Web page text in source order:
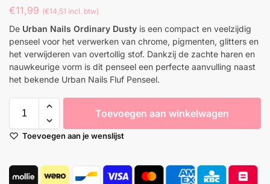
€11,99 (€14,51 incl. btw)
De Urban Nails Ordinary Dusty is een compact en veelzijdig
penseel voor het verwerken van chrome, pigmenten, glitters en
het verwijderen van overtollig stof. Dankzij de zachte haren en
nauwkeurige vorm is dit penseel een perfecte aanvulling naast
het bekende Urban Nails Fluf Penseel.
Toevoegen aan winkelwagen
Toevoegen aan je wenslijst